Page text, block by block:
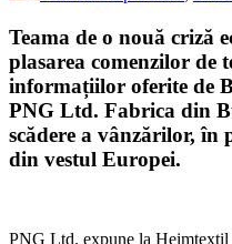
Teama de o nouă criză
plasarea comenzilor de
informațiilor oferite de
PNG Ltd. Fabrica din
scădere a vânzărilor,
din vestul Europei.
PNG Ltd. expune la Heimtextil